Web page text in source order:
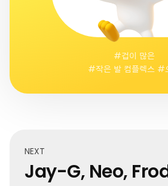
#겁이 많은
#작은 발 컴플렉스 #
NEXT
Jay-G, Neo,